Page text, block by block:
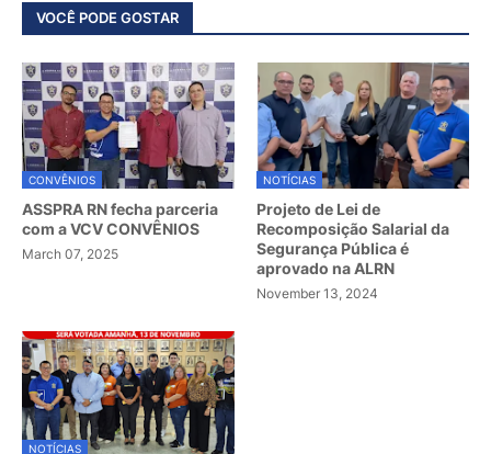
VOCÊ PODE GOSTAR
CONVÊNIOS
ASSPRA RN fecha parceria
com a VCV CONVÊNIOS
March 07, 2025
NOTÍCIAS
Projeto de Lei de
Recomposição Salarial da
Segurança Pública é
aprovado na ALRN
November 13, 2024
NOTÍCIAS